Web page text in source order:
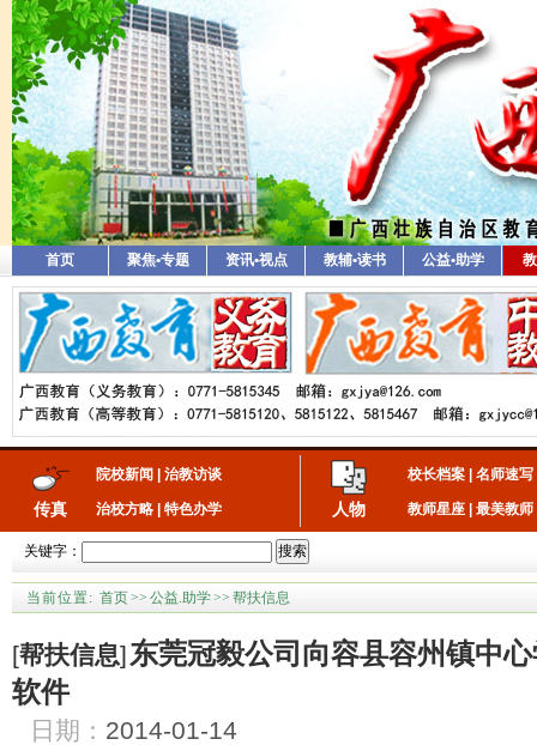
首页 聚焦•专题 资讯•视点 教辅•读书 公益•助学
传真
院校新闻 治教访谈
治校方略 特色办学 人物
校长档案 名师速写
教师星座 最美教师
关键字： 搜索
当前位置: 首页>> 公益.助学>> 帮扶信息
[帮扶信息]东莞冠毅公司向容县容州镇中
软件
日期： 2014-01-14